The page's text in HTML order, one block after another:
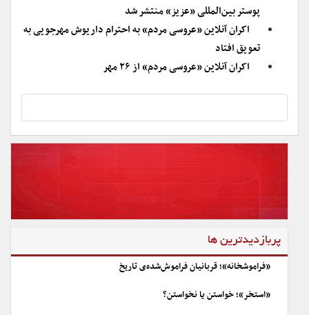
پوستر بین‌المللی «عزیز» منتشر شد
اکران آنلاین «عروسی مردم» به احترام داریوش مهرجویی به
تعویق افتاد
اکران آنلاین «عروسی مردم» از ۲۶ مهر
پربازدیدترین ها
«فراموشخانه»؛ قربانیان فراموش‌شده‌ی تاریخ
«استخر»؛ خواستن یا نخواستن؟